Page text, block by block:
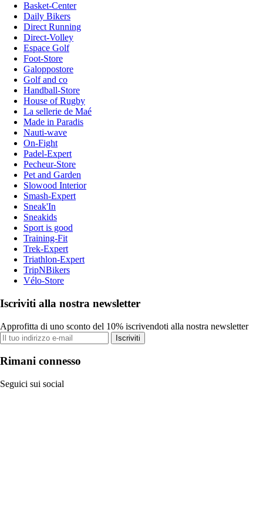
Basket-Center
Daily Bikers
Direct Running
Direct-Volley
Espace Golf
Foot-Store
Galoppostore
Golf and co
Handball-Store
House of Rugby
La sellerie de Maé
Made in Paradis
Nauti-wave
On-Fight
Padel-Expert
Pecheur-Store
Pet and Garden
Slowood Interior
Smash-Expert
Sneak'In
Sneakids
Sport is good
Training-Fit
Trek-Expert
Triathlon-Expert
TripNBikers
Vélo-Store
Iscriviti alla nostra newsletter
Approfitta di uno sconto del 10% iscrivendoti alla nostra newsletter
Iscriviti
Rimani connesso
Seguici sui social